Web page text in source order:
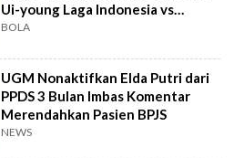
Ui-young Laga Indonesia vs
Singapura
BOLA
UGM Nonaktifkan Elda Putri dari
PPDS 3 Bulan Imbas Komentar
Merendahkan Pasien BPJS
NEWS